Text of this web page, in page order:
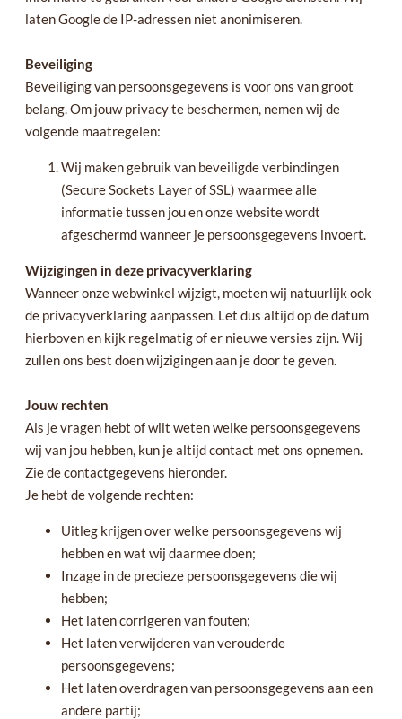
laten Google de IP-adressen niet anonimiseren.
Beveiliging
Beveiliging van persoonsgegevens is voor ons van groot
belang. Om jouw privacy te beschermen, nemen wij de
volgende maatregelen:
Wij maken gebruik van beveiligde verbindingen
(Secure Sockets Layer of SSL) waarmee alle
informatie tussen jou en onze website wordt
afgeschermd wanneer je persoonsgegevens invoert.
Wijzigingen in deze privacyverklaring
Wanneer onze webwinkel wijzigt, moeten wij natuurlijk ook
de privacyverklaring aanpassen. Let dus altijd op de datum
hierboven en kijk regelmatig of er nieuwe versies zijn. Wij
zullen ons best doen wijzigingen aan je door te geven.
Jouw rechten
Als je vragen hebt of wilt weten welke persoonsgegevens
wij van jou hebben, kun je altijd contact met ons opnemen.
Zie de contactgegevens hieronder.
Je hebt de volgende rechten:
Uitleg krijgen over welke persoonsgegevens wij
hebben en wat wij daarmee doen;
Inzage in de precieze persoonsgegevens die wij
hebben;
Het laten corrigeren van fouten;
Het laten verwijderen van verouderde
persoonsgegevens;
Het laten overdragen van persoonsgegevens aan een
andere partij;